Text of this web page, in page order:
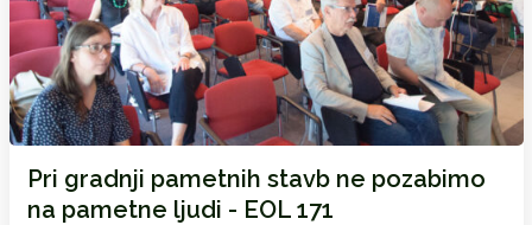
Pri gradnji pametnih stavb ne pozabimo
na pametne ljudi - EOL 171